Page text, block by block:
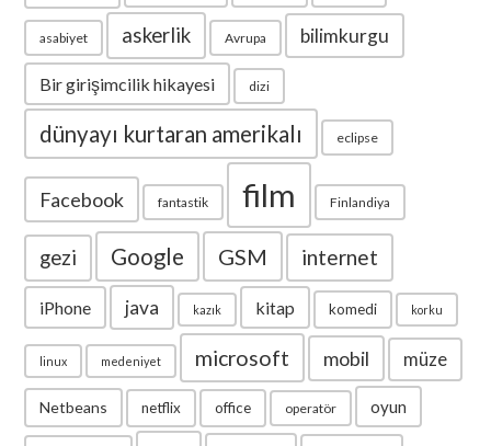
asabiyet askerlik Avrupa bilimkurgu
Bir girişimcilik hikayesi dizi
dünyayı kurtaran amerikalı eclipse
Facebook fantastik film Finlandiya
gezi Google GSM internet
iPhone java kazık kitap komedi korku
linux medeniyet microsoft mobil müze
Netbeans netflix office operatör oyun